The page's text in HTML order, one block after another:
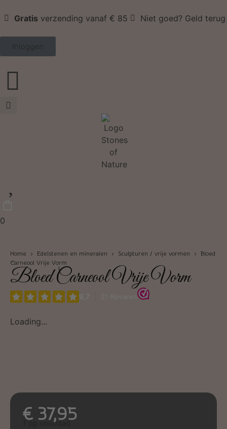
Gratis verzending vanaf € 85 Niet goed? Geld terug
Inloggen
0
Home › Edelstenen en mineralen › Sculpturen / vrije vormen › Bloed
Carneool Vrije Vorm
Bloed Carneool Vrije Vorm
Loading...
€37,95
1 op voorraad